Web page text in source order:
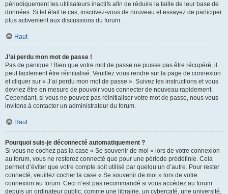
périodiquement les utilisateurs inactifs afin de réduire la taille de leur base de
données. Si tel était le cas, inscrivez-vous de nouveau et essayez de participer
plus activement aux discussions du forum.
Haut
J’ai perdu mon mot de passe !
Pas de panique ! Bien que votre mot de passe ne puisse pas être récupéré, il
peut facilement être réinitialisé. Veuillez vous rendre sur la page de connexion
et cliquer sur « J’ai perdu mon mot de passe ». Suivez les instructions et vous
devriez être en mesure de pouvoir vous connecter de nouveau rapidement.
Cependant, si vous ne pouvez pas réinitialiser votre mot de passe, nous vous
invitons à contacter un administrateur du forum.
Haut
Pourquoi suis-je déconnecté automatiquement ?
Si vous ne cochez pas la case « Se souvenir de moi » lors de votre connexion
au forum, vous ne resterez connecté que pour une période prédéfinie. Cela
permet d’éviter que votre compte soit utilisé par quelqu’un d’autre. Pour rester
connecté, veuillez cocher la case « Se souvenir de moi » lors de votre
connexion au forum. Ceci n’est pas recommandé si vous accédez au forum
depuis un ordinateur public, comme une librairie, un cybercafé, une université,